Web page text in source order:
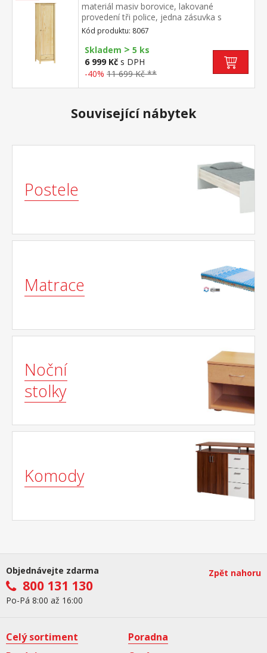
materiál masiv borovice, lakované
provedení tři police, jedna zásuvka s
kovovými pojezdy montáž dveří možná na
pravou i levou stranu
Kód produktu: 8067
Skladem > 5 ks
6 999 Kč s DPH
-40% 11 699 Kč **
Související nábytek
Postele
Matrace
Noční
stolky
Komody
Objednávejte zdarma
800 131 130
Po-Pá 8:00 až 16:00
Zpět nahoru
Celý sortiment
Poradna